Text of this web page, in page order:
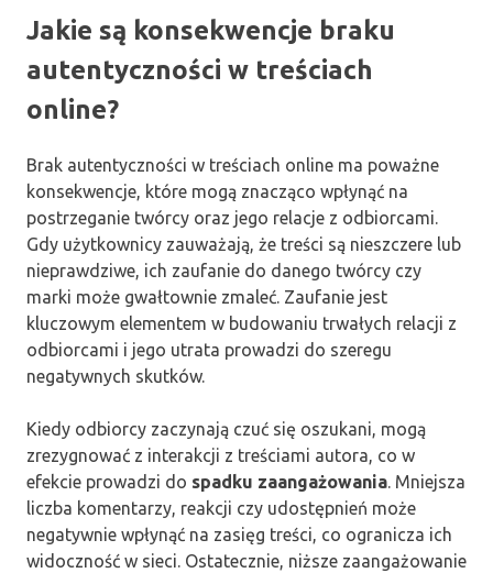
Jakie są konsekwencje braku
autentyczności w treściach
online?
Brak autentyczności w treściach online ma poważne
konsekwencje, które mogą znacząco wpłynąć na
postrzeganie twórcy oraz jego relacje z odbiorcami.
Gdy użytkownicy zauważają, że treści są nieszczere lub
nieprawdziwe, ich zaufanie do danego twórcy czy
marki może gwałtownie zmaleć. Zaufanie jest
kluczowym elementem w budowaniu trwałych relacji z
odbiorcami i jego utrata prowadzi do szeregu
negatywnych skutków.
Kiedy odbiorcy zaczynają czuć się oszukani, mogą
zrezygnować z interakcji z treściami autora, co w
efekcie prowadzi do spadku zaangażowania. Mniejsza
liczba komentarzy, reakcji czy udostępnień może
negatywnie wpłynąć na zasięg treści, co ogranicza ich
widoczność w sieci. Ostatecznie, niższe zaangażowanie